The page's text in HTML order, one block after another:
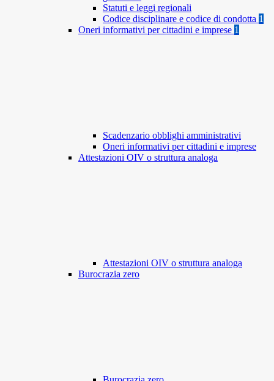
Statuti e leggi regionali
Codice disciplinare e codice di condotta 1
Oneri informativi per cittadini e imprese 1
Scadenzario obblighi amministrativi
Oneri informativi per cittadini e imprese
Attestazioni OIV o struttura analoga
Attestazioni OIV o struttura analoga
Burocrazia zero